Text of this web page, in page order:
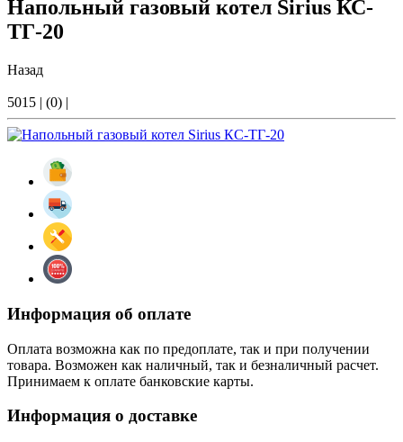
Напольный газовый котел Sirius КС-
ТГ-20
Назад
5015 | (0) |
Информация об оплате
Оплата возможна как по предоплате, так и при получении
товара. Возможен как наличный, так и безналичный расчет.
Принимаем к оплате банковские карты.
Информация о доставке